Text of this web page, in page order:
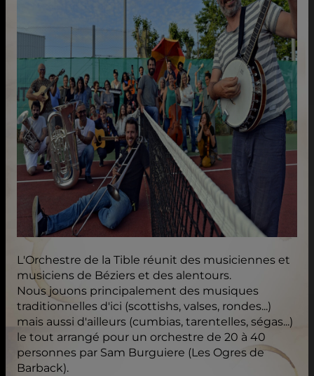
L'Orchestre de la Tible réunit des musiciennes et
musiciens de Béziers et des alentours.
Nous jouons principalement des musiques
traditionnelles d'ici (scottishs, valses, rondes...)
mais aussi d'ailleurs (cumbias, tarentelles, ségas...)
le tout arrangé pour un orchestre de 20 à 40
personnes par Sam Burguiere (Les Ogres de
Barback).